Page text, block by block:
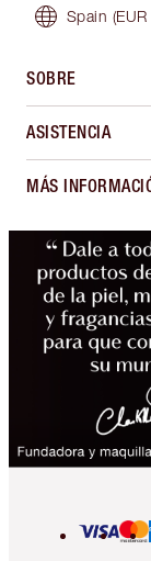
Spain
SOBRE
ASISTENCIA
MÁS